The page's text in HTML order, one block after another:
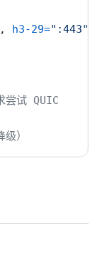
h3-29=":443"
试 QUIC
）